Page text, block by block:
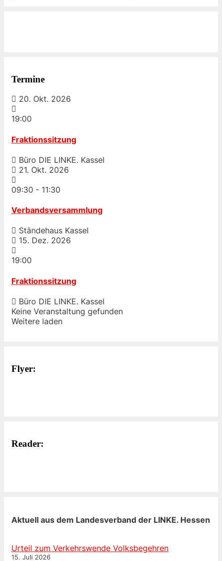
Termine
20. Okt. 2026
19:00
Fraktionssitzung
Büro DIE LINKE. Kassel
21. Okt. 2026
09:30 - 11:30
Verbandsversammlung
Ständehaus Kassel
15. Dez. 2026
19:00
Fraktionssitzung
Büro DIE LINKE. Kassel
Keine Veranstaltung gefunden
Weitere laden
Flyer:
Reader:
Aktuell aus dem Landesverband der LINKE. Hessen
Urteil zum Verkehrswende Volksbegehren
15. Juli 2026